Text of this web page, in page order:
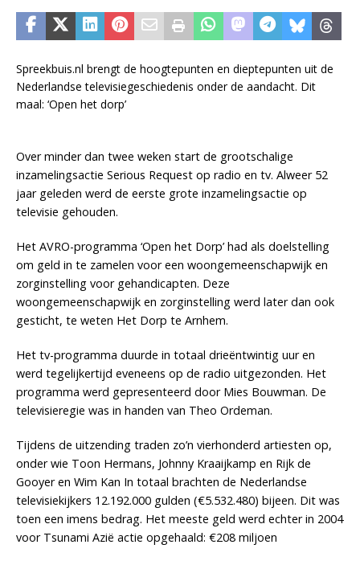
Spreekbuis.nl brengt de hoogtepunten en dieptepunten uit de
Nederlandse televisiegeschiedenis onder de aandacht. Dit
maal: ‘Open het dorp’
Over minder dan twee weken start de grootschalige
inzamelingsactie Serious Request op radio en tv. Alweer 52
jaar geleden werd de eerste grote inzamelingsactie op
televisie gehouden.
Het AVRO-programma ‘Open het Dorp’ had als doelstelling
om geld in te zamelen voor een woongemeenschapwijk en
zorginstelling voor gehandicapten. Deze
woongemeenschapwijk en zorginstelling werd later dan ook
gesticht, te weten Het Dorp te Arnhem.
Het tv-programma duurde in totaal drieëntwintig uur en
werd tegelijkertijd eveneens op de radio uitgezonden. Het
programma werd gepresenteerd door Mies Bouwman. De
televisieregie was in handen van Theo Ordeman.
Tijdens de uitzending traden zo’n vierhonderd artiesten op,
onder wie Toon Hermans, Johnny Kraaijkamp en Rijk de
Gooyer en Wim Kan In totaal brachten de Nederlandse
televisiekijkers 12.192.000 gulden (€5.532.480) bijeen. Dit was
toen een imens bedrag. Het meeste geld werd echter in 2004
voor Tsunami Azië actie opgehaald: €208 miljoen